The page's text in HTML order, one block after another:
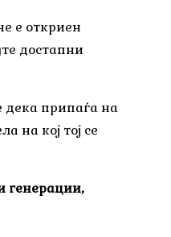
е откриен
достапни
дека припаѓа на
на кој тој се
генерации,